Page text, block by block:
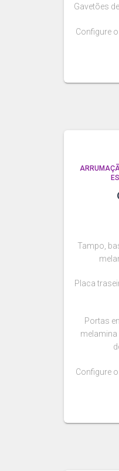
Gavetões
Configure
Tampo,
Placa
Portas
melamina
Configure